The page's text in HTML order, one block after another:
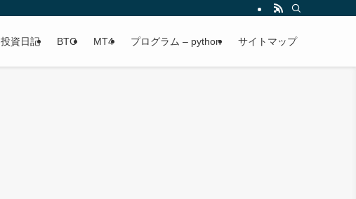
投資日記 BTC MT4 プログラム – python サイトマップ